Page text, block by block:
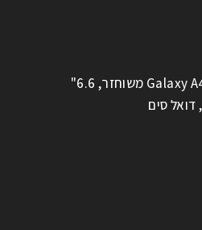
סמסונג Galaxy A42 5G משוחזר, 6.6"